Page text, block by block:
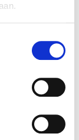
hupenevat.